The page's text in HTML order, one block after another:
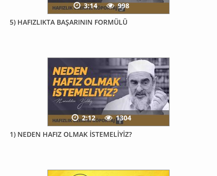
5) HAFIZLIKTA BAŞARININ FORMÜLÜ
3:14 998
1) NEDEN HAFIZ OLMAK İSTEMELİYİZ?
2:12 1304